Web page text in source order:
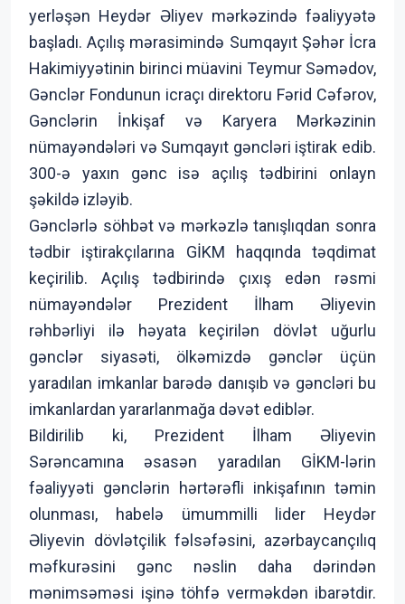
yerləşən Heydər Əliyev mərkəzində fəaliyyətə
başladı. Açılış mərasimində Sumqayıt Şəhər İcra
Hakimiyyətinin birinci müavini Teymur Səmədov,
Gənclər Fondunun icraçı direktoru Fərid Cəfərov,
Gənclərin İnkişaf və Karyera Mərkəzinin
nümayəndələri və Sumqayıt gəncləri iştirak edib.
300-ə yaxın gənc isə açılış tədbirini onlayn
şəkildə izləyib.
Gənclərlə söhbət və mərkəzlə tanışlıqdan sonra
tədbir iştirakçılarına GİKM haqqında təqdimat
keçirilib. Açılış tədbirində çıxış edən rəsmi
nümayəndələr Prezident İlham Əliyevin
rəhbərliyi ilə həyata keçirilən dövlət uğurlu
gənclər siyasəti, ölkəmizdə gənclər üçün
yaradılan imkanlar barədə danışıb və gəncləri bu
imkanlardan yararlanmağa dəvət ediblər.
Bildirilib ki, Prezident İlham Əliyevin
Sərəncamına əsasən yaradılan GİKM-lərin
fəaliyyəti gənclərin hərtərəfli inkişafının təmin
olunması, habelə ümummilli lider Heydər
Əliyevin dövlətçilik fəlsəfəsini, azərbaycançılıq
məfkurəsini gənc nəslin daha dərindən
mənimsəməsi işinə töhfə verməkdən ibarətdir.